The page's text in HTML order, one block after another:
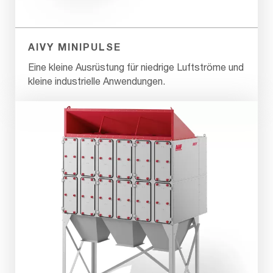
AIVY MINIPULSE
Eine kleine Ausrüstung für niedrige Luftströme und
kleine industrielle Anwendungen.